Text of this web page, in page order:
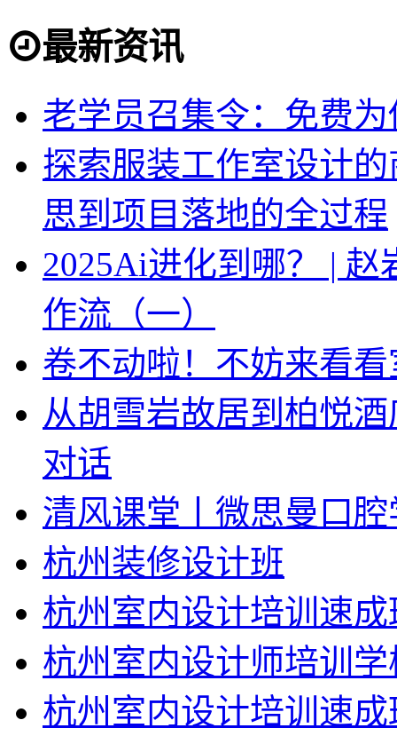
最新资讯
老学员召集令：免费
探索服装工作室设计
思到项目落地的全过程
2025Ai进化到哪？ |
作流（一）
卷不动啦！不妨来看
从胡雪岩故居到柏悦
对话
清风课堂丨微思曼口
杭州装修设计班
杭州室内设计培训速成
杭州室内设计师培训
杭州室内设计培训速成